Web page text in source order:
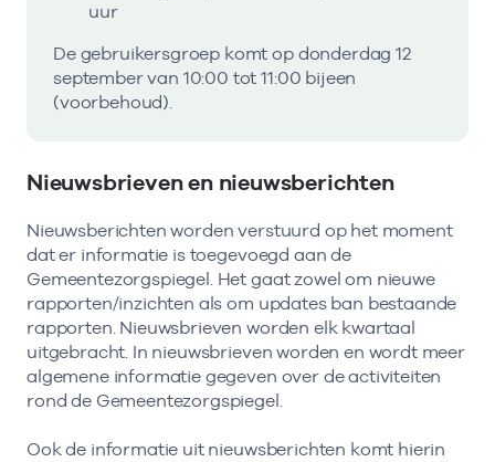
uur
De gebruikersgroep komt op donderdag 12
september van 10:00 tot 11:00 bijeen
(voorbehoud).
Nieuwsbrieven en nieuwsberichten
Nieuwsberichten worden verstuurd op het moment
dat er informatie is toegevoegd aan de
Gemeentezorgspiegel. Het gaat zowel om nieuwe
rapporten/inzichten als om updates ban bestaande
rapporten. Nieuwsbrieven worden elk kwartaal
uitgebracht. In nieuwsbrieven worden en wordt meer
algemene informatie gegeven over de activiteiten
rond de Gemeentezorgspiegel.
Ook de informatie uit nieuwsberichten komt hierin